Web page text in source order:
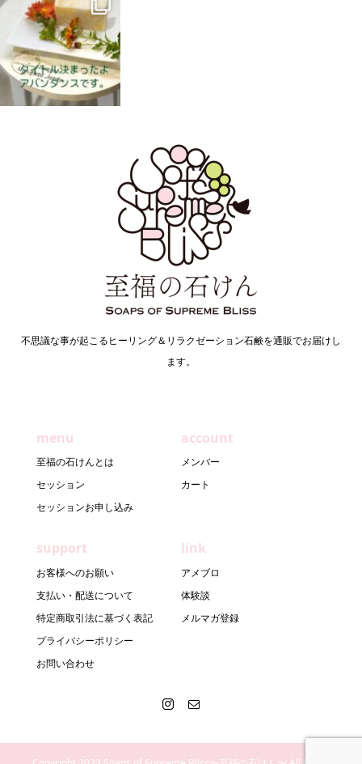
不思議な事が起こるヒーリング＆リラクゼーション石鹸を通販でお届けし
ます。
menu
至福の石けんとは
セッション
セッションお申し込み
account
メンバー
カート
support
お客様へのお願い
支払い・配送について
特定商取引法に基づく表記
プライバシーポリシー
お問い合わせ
link
アメブロ
体験談
メルマガ登録